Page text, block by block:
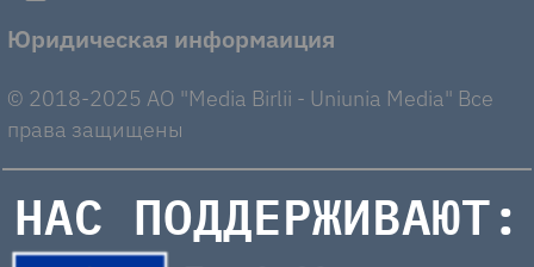
Юридическая информаиция
© 2018-2025 AO "Media Birlii - Uniunia Media" Все
права защищены
НАС ПОДДЕРЖИВАЮТ: